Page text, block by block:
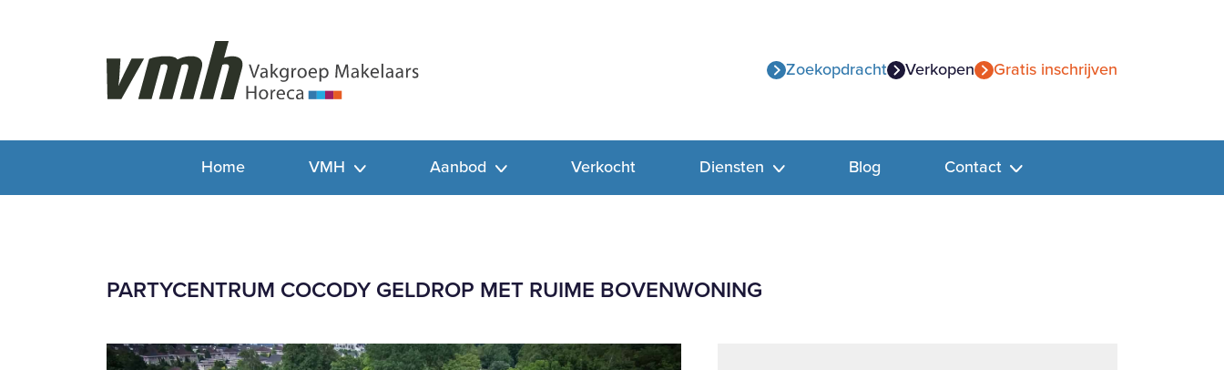
Zoekopdracht Verkopen Gratis inschrijven
Home VMH Aanbod Verkocht Diensten Blog Contact
PARTYCENTRUM COCODY GELDROP MET RUIME BOVENWONING